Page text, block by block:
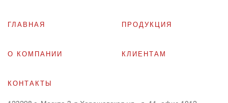
ГЛАВНАЯ
О КОМПАНИИ
ПРОДУКЦИЯ
КЛИЕНТАМ
КОНТАКТЫ